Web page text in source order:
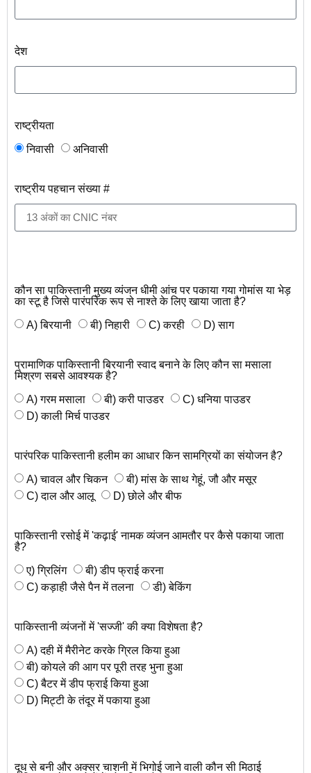
देश
राष्ट्रीयता
निवासी
अनिवासी
राष्ट्रीय पहचान संख्या #
कौन सा पाकिस्तानी मुख्य व्यंजन धीमी आंच पर पकाया गया गोमांस या भेड़
का स्टू है जिसे पारंपरिक रूप से नाश्ते के लिए खाया जाता है?
A) बिरयानी
बी) निहारी C) करही D) साग
प्रामाणिक पाकिस्तानी बिरयानी स्वाद बनाने के लिए कौन सा मसाला
मिश्रण सबसे आवश्यक है?
A) गरम मसाला
बी) करी पाउडर
C) धनिया पाउडर
D) काली मिर्च पाउडर
पारंपरिक पाकिस्तानी हलीम का आधार किन सामग्रियों का संयोजन है?
A) चावल और चिकन
बी) मांस के साथ गेहूं, जौ और मसूर
C) दाल और आलू
D) छोले और बीफ
पाकिस्तानी रसोई में 'कढ़ाई' नामक व्यंजन आमतौर पर कैसे पकाया जाता
है?
ए) ग्रिलिंग
बी) डीप फ्राई करना
C) कड़ाही जैसे पैन में तलना
डी) बेकिंग
पाकिस्तानी व्यंजनों में 'सज्जी' की क्या विशेषता है?
A) दही में मैरीनेट करके ग्रिल किया हुआ
बी) कोयले की आग पर पूरी तरह भुना हुआ
C) बैटर में डीप फ्राई किया हुआ
D) मिट्टी के तंदूर में पकाया हुआ
दूध से बनी और अक्सर चाशनी में भिगोई जाने वाली कौन सी मिठाई